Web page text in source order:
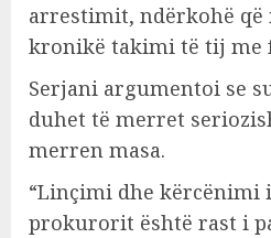
arrestimit, ndërkohë që
kronikë takimi të tij me
Serjani argumentoi se
duhet të merret
merren masa.
“Linçimi dhe kërcënimi
prokurorit është rast i